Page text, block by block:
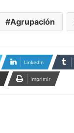
Agrupación
LinkedIn
Imprimir